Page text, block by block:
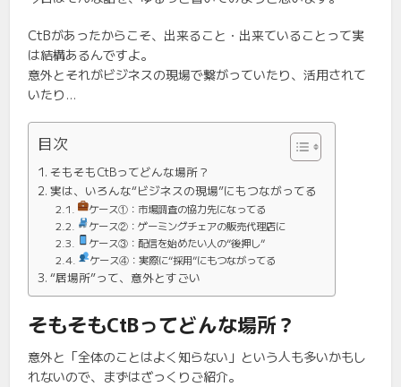
CtBがあったからこそ、出来ること・出来ていることって実
は結構あるんですよ。
意外とそれがビジネスの現場で繋がっていたり、活用されて
いたり…
目次
そもそもCtBってどんな場所？
実は、いろんな“ビジネスの現場”にもつながってる
ケース①：市場調査の協力先になってる
ケース②：ゲーミングチェアの販売代理店に
ケース③：配信を始めたい人の“後押し”
ケース④：実際に“採用”にもつながってる
“居場所”って、意外とすごい
そもそもCtBってどんな場所？
意外と「全体のことはよく知らない」という人も多いかもし
れないので、まずはざっくりご紹介。